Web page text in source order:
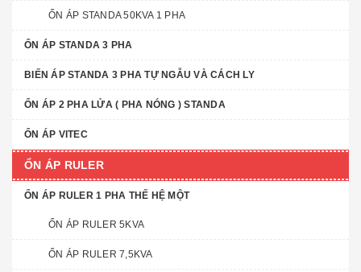
ỔN ÁP STANDA 50KVA 1 PHA
ỔN ÁP STANDA 3 PHA
BIẾN ÁP STANDA 3 PHA TỰ NGẪU VÀ CÁCH LY
ỔN ÁP 2 PHA LỬA ( PHA NÓNG ) STANDA
ỔN ÁP VITEC
ỔN ÁP RULER
ỔN ÁP RULER 1 PHA THẾ HỆ MỘT
ỔN ÁP RULER 5KVA
ỔN ÁP RULER 7,5KVA